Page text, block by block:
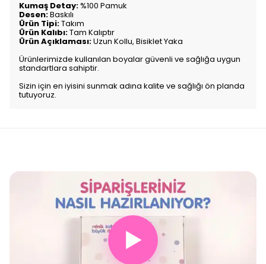
Kumaş Detay:%100 Pamuk
Desen:Baskılı
Ürün Tipi:Takım
Ürün Kalıbı:Tam Kalıptır
Ürün Açıklaması:Uzun Kollu, Bisiklet Yaka
Ürünlerimizde kullanılan boyalar güvenli ve sağlığa uygun
standartlara sahiptir.
Sizin için en iyisini sunmak adına kalite ve sağlığı ön planda
tutuyoruz.
▶